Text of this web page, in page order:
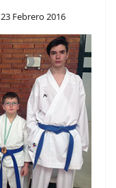
23 Febrero 2016